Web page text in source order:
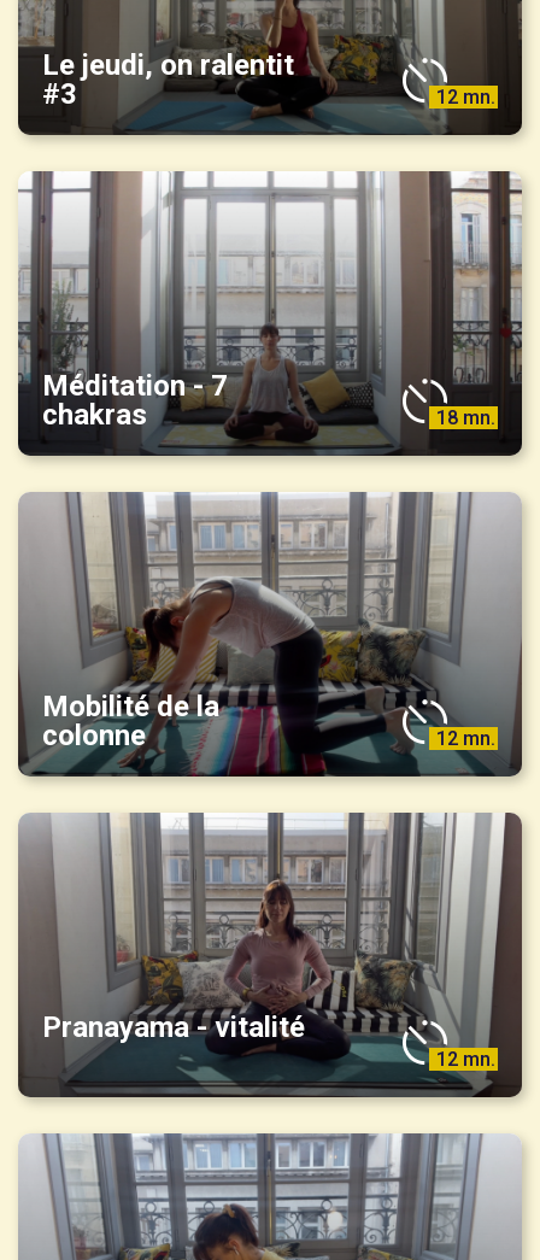
Le jeudi, on ralentit
#3
12 mn.
Méditation - 7
chakras
18 mn.
Mobilité de la
colonne
12 mn.
Pranayama - vitalité
12 mn.